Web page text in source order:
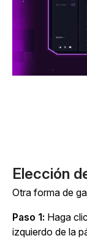
Elección
Otra forma de
Paso 1: Haga
izquierdo de la